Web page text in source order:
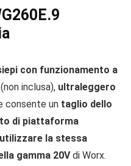
con funzionamento a
inclusa), ultraleggero
consente un taglio dello
di piattaforma
utilizzare la stessa
gamma 20Vdi Worx.